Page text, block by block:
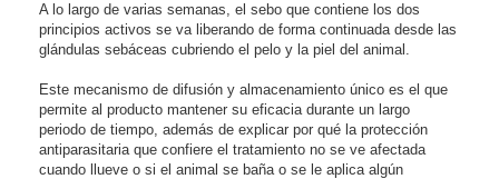
A lo largo de varias semanas, el sebo que contiene los dos
principios activos se va liberando de forma continuada desde las
glándulas sebáceas cubriendo el pelo y la piel del animal.
Este mecanismo de difusión y almacenamiento único es el que
permite al producto mantener su eficacia durante un largo
periodo de tiempo, además de explicar por qué la protección
antiparasitaria que confiere el tratamiento no se ve afectada
cuando llueve o si el animal se baña o se le aplica algún